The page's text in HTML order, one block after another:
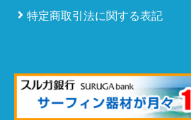
特定商取引法に関する表記